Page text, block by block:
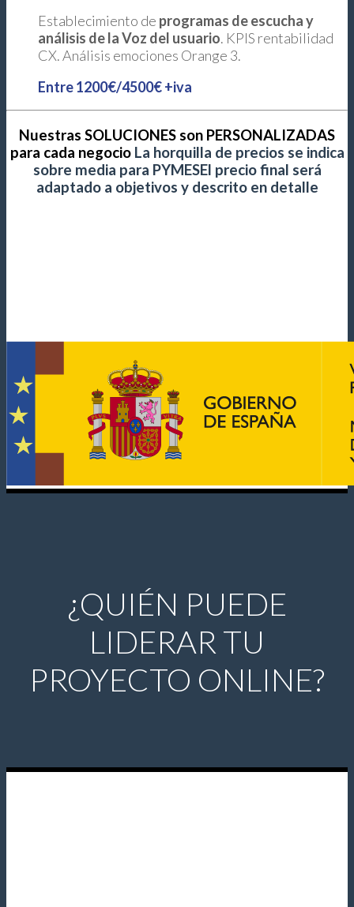
Establecimiento de programas de escucha y
análisis de la Voz del usuario. KPIS rentabilidad
CX. Análisis emociones Orange 3.
Entre 1200€/4500€ +iva
Nuestras SOLUCIONES son PERSONALIZADAS
para cada negocio La horquilla de precios se indica
sobre media para PYMESEl precio final será
adaptado a objetivos y descrito en detalle
¿QUIÉN PUEDE
LIDERAR TU
PROYECTO ONLINE?